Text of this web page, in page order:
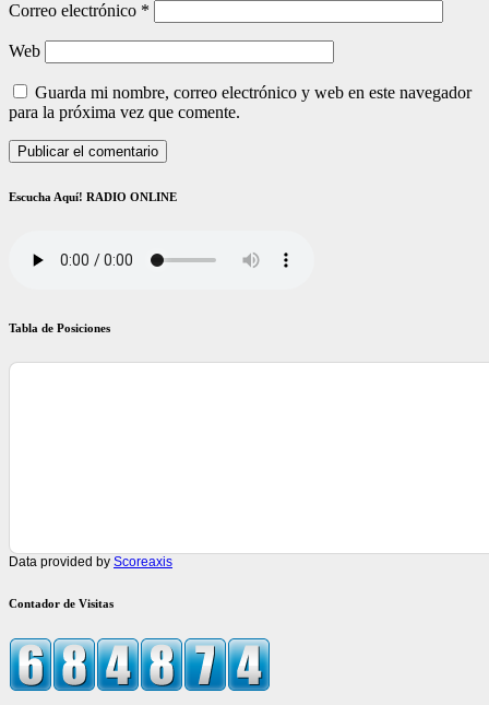
Correo electrónico *
Web
Guarda mi nombre, correo electrónico y web en este navegador
para la próxima vez que comente.
Escucha Aquí! RADIO ONLINE
Tabla de Posiciones
Data provided by Scoreaxis
Contador de Visitas